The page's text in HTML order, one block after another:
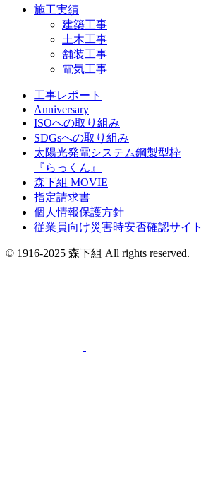
施工実績
建築工事
土木工事
舗装工事
電気工事
工事レポート
Anniversary
ISOへの取り組み
SDGsへの取り組み
太陽光発電システム鋼製型枠
『らっくん』
森下組 MOVIE
指定請求書
個人情報保護方針
従業員向け災害時安否確認サイト
© 1916-2025 森下組 All rights reserved.